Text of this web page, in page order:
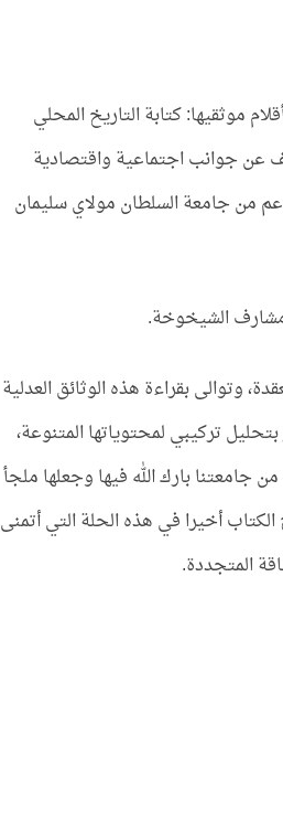
موثقيها: كتابة التاريخ المحلي
عن جوانب اجتماعية واقتصادية
من جامعة السلطان مولاي سليمان
مشارف الشيخوخة.
وتوالى بقراءة هذه الوثائق العدلية
تركيبي لمحتوياتها المتنوعة،
جامعتنا بارك الله فيها وجعلها ملجأ
أخيرا في هذه الحلة التي أتمنى
المتجددة.